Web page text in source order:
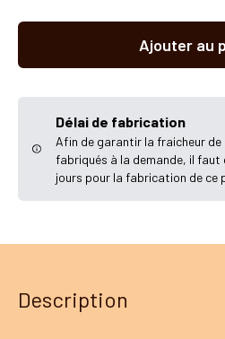
Ajouter au
Délai de fabrication
Afin de garantir la fraicheur
fabriqués à la demande, il faut
jours pour la fabrication de ce
Description